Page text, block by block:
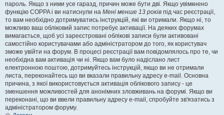
пароль. Якщо з ними усе гаразд, причин може бути дві. Якщо увімкнено
функцію COPPA і ви натиснули на Мені менше 13 років під час реєстрації,
то вам необхідно дотримуватись інструкцій, які ви отримали. Якщо ні, то
можливо ваш обліковий запис потребує активації. На деяких форумах
вимагається, щоб усі зареєстровані облікові записи були активовані
самостійно користувачами або адміністратором до того, як користувач
зможе увійти на форум. В процесі реєстрації вам повідомлялось про те, чи
необхідна вам активація чи ні. Якщо вам було надіслано лист
електронною поштою, дотримуйтесь інструкцій, якщо ви не отримали
листа, переконайтесь що ви вказали правильну адресу e-mail. Основна
причина, з якої використовується активація облікового запису - це
зменшення можливостей для анонімних зловживань на форумі. Якщо ви
переконані, що ви ввели правильну адресу e-mail, спробуйте зв'язатись з
адміністратором форуму.